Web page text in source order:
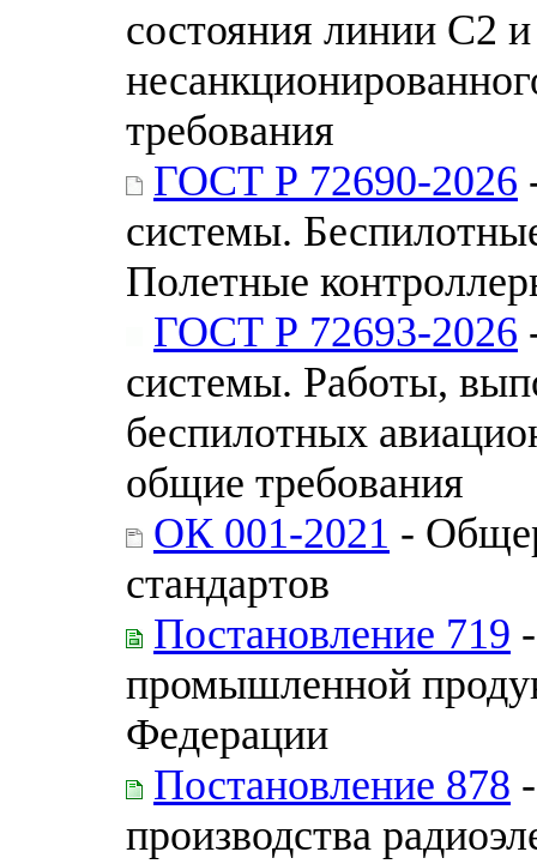
состояния линии С2
требования
ГОСТ Р 72690-2026
системы.
Полетные
ГОСТ Р 72693-2026
системы. Работы,
беспилотных
общие требования
ОК 001-2021 -
стандартов
Постановление 719
промышленной
Федерации
Постановление 878
производства